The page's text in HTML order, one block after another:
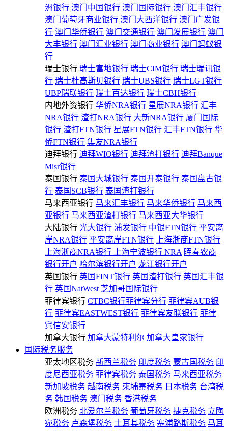
洲银行 澳门中国银行 澳门国际银行 澳门汇丰银行
澳门葡萄牙商业银行 澳门大西洋银行 澳门广发银
行 澳门华侨银行 澳门交通银行 澳门发展银行 澳门
大丰银行 澳门汇业银行 澳门商业银行 澳门蚂蚁银
行
瑞士银行 瑞士富地银行 瑞士CIM银行 瑞士瑞讯银
行 瑞士杜高斯贝银行 瑞士UBS银行 瑞士LGT银行
UBP瑞联银行 瑞士百达银行 瑞士CBH银行
内地外资银行 华侨NRA银行 星展NRA银行 汇丰
NRA银行 渣打NRA银行 大新NRA银行 厦门国际
银行 渣打FTN银行 星展FTN银行 汇丰FTN银行 华
侨FTN银行 集友NRA银行
迪拜银行 迪拜WIO银行 迪拜渣打银行 迪拜Banque
Misr银行
泰国银行 泰国大城银行 泰国开泰银行 泰国盘古银
行 泰国SCB银行 泰国渣打银行
马来西亚银行 马来汇丰银行 马来华侨银行 马来西
亚银行 马来西亚渣打银行 马来西亚大华银行
大陆银行 光大银行 浦发银行 中银FTN银行 平安离
岸NRA银行 平安离岸FTN银行
上海浙商FTN银行
上海浙商NRA银行
上海宁波银行 NRA 晖春农商
银行开户 哈尔滨银行开户 龙江银行开户
英国银行 英国FINT银行 英国渣打银行 英国汇丰银
行 英国NatWest 芝加哥国际银行
菲律宾银行 CTBC银行菲律宾分行 菲律宾AUB银
行 菲律宾EASTWEST银行 菲律宾友联银行 菲律
宾信安银行
加拿大银行 加拿大蒙特利尔 加拿大皇家银行
国际税务服务
亚太地区税务 新西兰税务 印度税务 蒙古国税务 印
度尼西亚税务 菲律宾税务 泰国税务 马来西亚税务
新加坡税务 越南税务 柬埔寨税务 日本税务 台湾税
务 韩国税务 澳门税务 香港税务
欧洲税务 北爱尔兰税务 葡萄牙税务 捷克税务 立陶
宛税务 卢森堡税务 土耳其税务 塞浦路斯税务 马耳